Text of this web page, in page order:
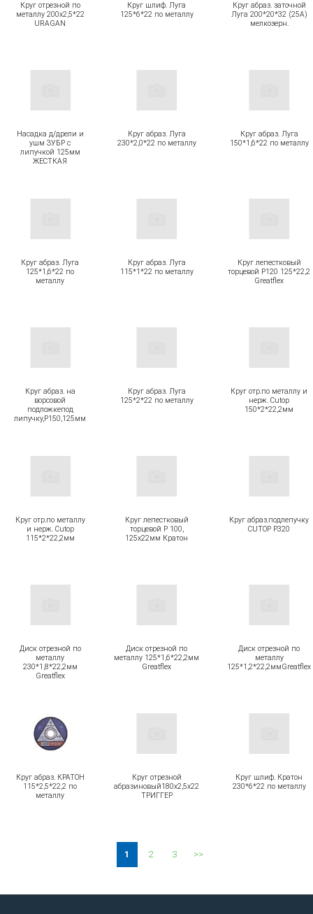
Круг отрезной по
металлу 200х2,5*22
URAGAN
Круг шлиф. Луга
125*6*22 по металлу
Круг абраз. заточной
Луга 200*20*32 (25А)
мелкозерн.
Насадка д/дрели и
ушм ЗУБР с
липучкой 125мм
ЖЕСТКАЯ
Круг абраз. Луга
230*2,0*22 по металлу
Круг абраз. Луга
150*1,6*22 по металлу
Круг абраз. Луга
125*1,6*22 по
металлу
Круг абраз. Луга
115*1*22 по металлу
Круг лепестковый
торцевой Р120 125*22,2
Greatflex
Круг абраз. на
ворсовой
подложкепод
липучку,Р150,125мм
Круг абраз. Луга
125*2*22 по металлу
Круг отр.по металлу и
нерж. Cutop
150*2*22,2мм
Круг отр.по металлу
и нерж. Cutop
115*2*22,2мм
Круг лепестковый
торцевой Р 100,
125х22мм Кратон
Круг абраз.подлепучку
CUTOP P320
Диск отрезной по
металлу
230*1,8*22,2мм
Greatflex
Диск отрезной по
металлу 125*1,6*22,2мм
Greatflex
Диск отрезной по
металлу
125*1,2*22,2ммGreatflex
Круг абраз. КРАТОН
115*2,5*22,2 по
металлу
Круг отрезной
абразиновый180х2,5х22
ТРИГГЕР
Круг шлиф. Кратон
230*6*22 по металлу
1 2 3 >>